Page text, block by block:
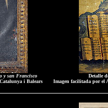
y san Francisco
i Balears
Detalle
Imagen facilitada por el